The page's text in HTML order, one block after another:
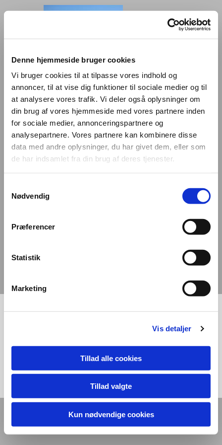
Denne hjemmeside bruger cookies
Vi bruger cookies til at tilpasse vores indhold og
annoncer, til at vise dig funktioner til sociale medier og til
at analysere vores trafik. Vi deler også oplysninger om
din brug af vores hjemmeside med vores partnere inden
for sociale medier, annonceringspartnere og
analysepartnere. Vores partnere kan kombinere disse
data med andre oplysninger, du har givet dem, eller som
de har indsamlet fra din brug af deres tjenester.
Nødvendig
Præferencer
Statistik
Marketing
Vis detaljer
Tillad alle cookies
Tillad valgte
Kun nødvendige cookies
Billeder fra byer i Grønland
Steffen Bramsen
Kystvej 32, 3. th. / Skarkær 43
Danmark